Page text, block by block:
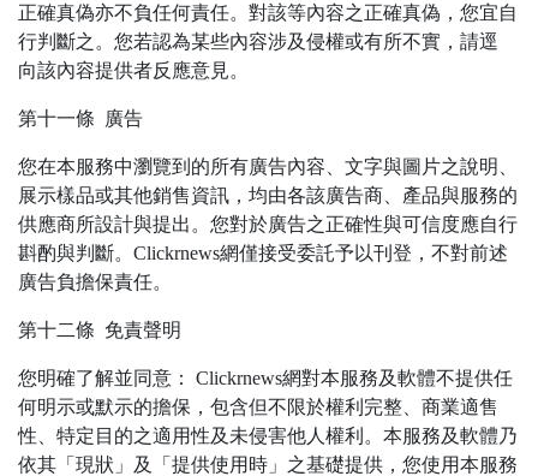
正確真偽亦不負任何責任。對該等內容之正確真偽，您宜自
行判斷之。您若認為某些內容涉及侵權或有所不實，請逕
向該內容提供者反應意見。
第十一條 廣告
您在本服務中瀏覽到的所有廣告內容、文字與圖片之說明、
展示樣品或其他銷售資訊，均由各該廣告商、產品與服務的
供應商所設計與提出。您對於廣告之正確性與可信度應自行
斟酌與判斷。Clickrnews網僅接受委託予以刊登，不對前述
廣告負擔保責任。
第十二條 免責聲明
您明確了解並同意： Clickrnews網對本服務及軟體不提供任
何明示或默示的擔保，包含但不限於權利完整、商業適售
性、特定目的之適用性及未侵害他人權利。本服務及軟體乃
依其「現狀」及「提供使用時」之基礎提供，您使用本服務